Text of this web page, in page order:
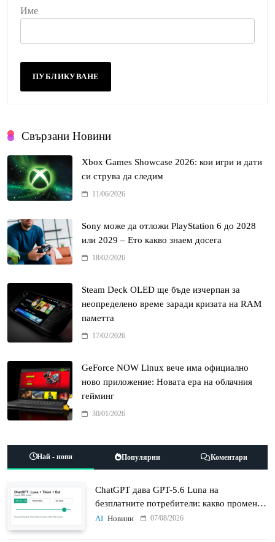
Име
Свързани Новини
Xbox Games Showcase 2026: кои игри и дати
си струва да следим
11/06/2026
Sony може да отложи PlayStation 6 до 2028
или 2029 – Ето какво знаем досега
18/02/2026
Steam Deck OLED ще бъде изчерпан за
неопределено време заради кризата на RAM
паметта
17/02/2026
GeForce NOW Linux вече има официално
ново приложение: Новата ера на облачния
гейминг
30/01/2026
Най - нови Популярни Коментари
ChatGPT дава GPT-5.6 Luna на
безплатните потребители: какво променят
Think бутонът и новият Sol
AI Новини 07/08/2026